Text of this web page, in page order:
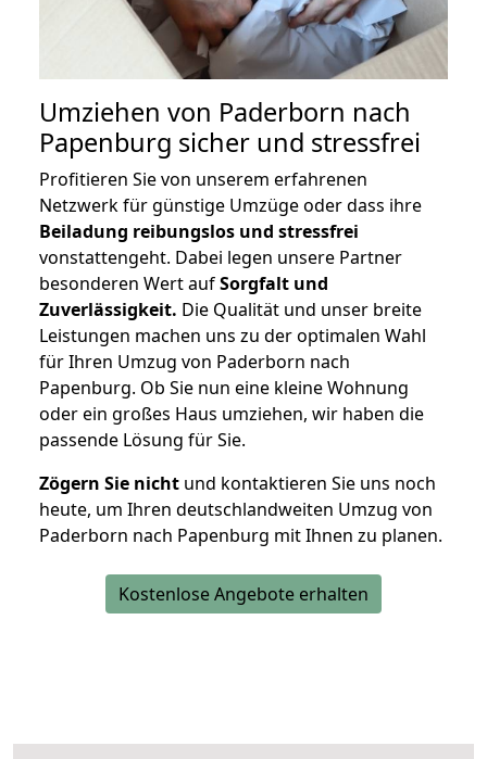
Umziehen von Paderborn nach
Papenburg sicher und stressfrei
Profitieren Sie von unserem erfahrenen
Netzwerk für günstige Umzüge oder dass ihre
Beiladung reibungslos und stressfrei
vonstattengeht. Dabei legen unsere Partner
besonderen Wert aufSorgfalt und
Zuverlässigkeit. Die Qualität und unser breite
Leistungen machen uns zu der optimalen Wahl
für Ihren Umzug von Paderborn nach
Papenburg. Ob Sie nun eine kleine Wohnung
oder ein großes Haus umziehen, wir haben die
passende Lösung für Sie.
Zögern Sie nicht und kontaktieren Sie uns noch
heute, um Ihren deutschlandweiten Umzug von
Paderborn nach Papenburg mit Ihnen zu planen.
Kostenlose Angebote erhalten